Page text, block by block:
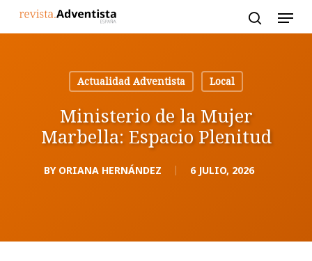
Actualidad Adventista
Local
Ministerio de la Mujer
Marbella: Espacio Plenitud
BY ORIANA HERNÁNDEZ 6 JULIO, 2026